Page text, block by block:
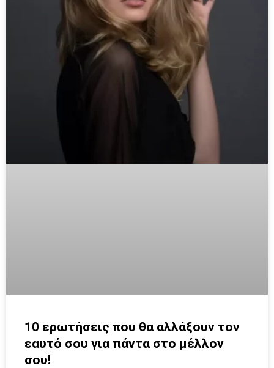
10 ερωτήσεις που θα αλλάξουν τον
εαυτό σου για πάντα στο μέλλον
σου!